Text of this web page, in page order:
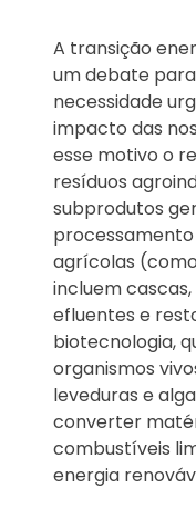
A transição
um debate
necessidade
impacto das
esse motivo o
resíduos
subprodutos
agrícolas
incluem
efluentes e
biotecnologia,
organismos
leveduras e
converter
combustíveis
energia